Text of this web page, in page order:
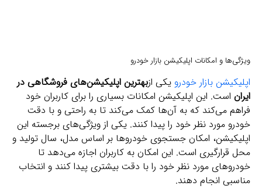
ویژگی‌ها و امکانات اپلیکیشن بازار خودرو
اپلیکیشن بازار خودرو یکی ازبهترین اپلیکیشن‌های فروشگاهی در
ایران است. این اپلیکیشن امکانات بسیاری را برای کاربران خود
فراهم می‌کند که به آن‌ها کمک می‌کند تا به راحتی و با دقت
خودرو مورد نظر خود را پیدا کنند. یکی از ویژگی‌های برجسته این
اپلیکیشن، امکان جستجوی خودروها بر اساس مدل، سال تولید و
محل قرارگیری است. این امکان به کاربران اجازه می‌دهد تا
خودروهای مورد نظر خود را با دقت بیشتری پیدا کنند و انتخاب
مناسبی انجام دهند.